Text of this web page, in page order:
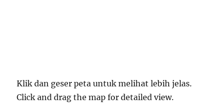
Klik dan geser peta untuk melihat lebih jelas.
Click and drag the map for detailed view.